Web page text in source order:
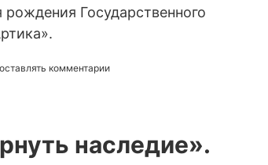
Государственного
комментарии
наследие».